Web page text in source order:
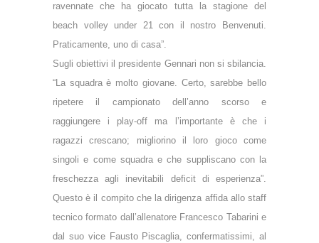
ravennate che ha giocato tutta la stagione del
beach volley under 21 con il nostro Benvenuti.
Praticamente, uno di casa”.
Sugli obiettivi il presidente Gennari non si sbilancia.
“La squadra è molto giovane. Certo, sarebbe bello
ripetere il campionato dell’anno scorso e
raggiungere i play-off ma l’importante è che i
ragazzi crescano; migliorino il loro gioco come
singoli e come squadra e che suppliscano con la
freschezza agli inevitabili deficit di esperienza”.
Questo è il compito che la dirigenza affida allo staff
tecnico formato dall’allenatore Francesco Tabarini e
dal suo vice Fausto Piscaglia, confermatissimi, al